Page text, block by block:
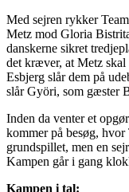
Med sejren rykker
Metz mod Gloria
danskerne sikret
det kræver, at Metz
Esbjerg slår dem på
slår Györi, som gæster
Inden da venter et
kommer på besøg, hvor
grundspillet, men en
Kampen går i gang
Kampen i tal: